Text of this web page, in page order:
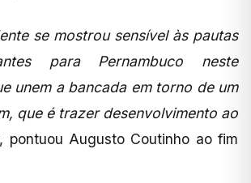
se mostrou sensível às pautas
para Pernambuco neste
unem a bancada em torno de um
que é trazer desenvolvimento ao
pontuou Augusto Coutinho ao fim